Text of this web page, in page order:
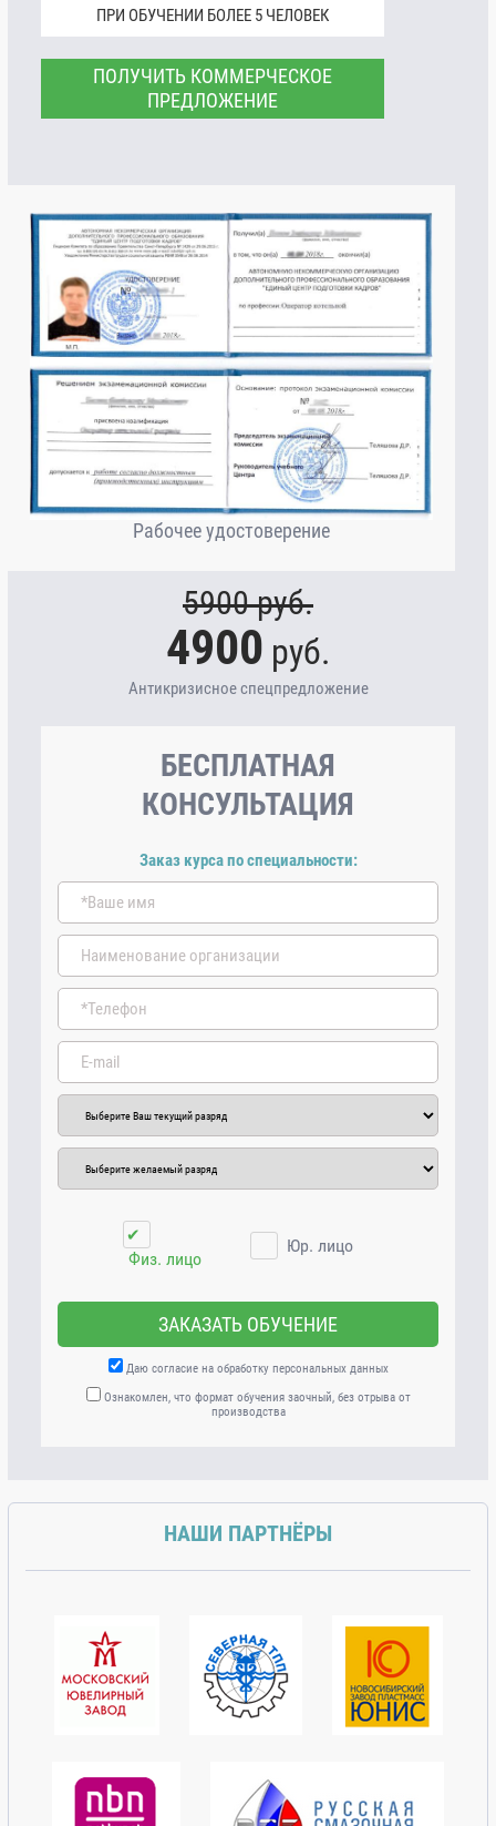
ПРИ ОБУЧЕНИИ БОЛЕЕ 5 ЧЕЛОВЕК
ПОЛУЧИТЬ КОММЕРЧЕСКОЕ
ПРЕДЛОЖЕНИЕ
Рабочее удостоверение
5900руб.
4900 руб.
Антикризисное спецпредложение
БЕСПЛАТНАЯ
КОНСУЛЬТАЦИЯ
Заказ курса по специальности:
✔
Физ. лицо
Юр. лицо
Даю согласие на обработку персональных данных
Ознакомлен, что формат обучения заочный, без отрыва от
производства
НАШИ ПАРТНЁРЫ